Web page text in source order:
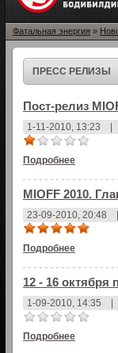
Фатальная энергия »
ПРЕСС РЕЛИЗЫ
Пост-релиз
1-11-2010, 13:23
Подробнее
MIOFF 2010.
23-09-2010, 20:48
Подробнее
12 - 16 октября
1-09-2010, 14:35
Подробнее